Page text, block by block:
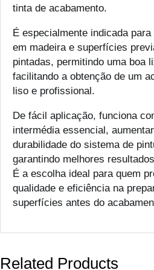
tinta de acabamento.
É especialmente indicada
em madeira e superfícies
pintadas, permitindo uma boa
facilitando a obtenção de um
liso e profissional.
De fácil aplicação, funciona
intermédia essencial,
durabilidade do sistema de
garantindo melhores
É a escolha ideal para quem
qualidade e eficiência na
superfícies antes do
Related Products